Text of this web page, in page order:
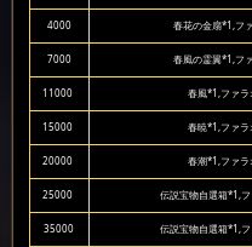
4000 春花の金扇*1,フ
7000 春風の霊翼*1,フ
11000 春風*1,ファラ
15000 春暁*1,ファラ
20000 春潮*1,ファラ
25000 伝説宝物自選箱*1,
35000 伝説宝物自選箱*1,